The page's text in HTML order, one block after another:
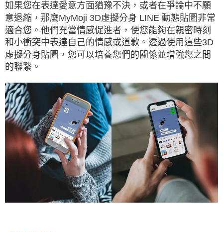
如果您在表達愛意方面猶豫不決，或者在爭論中不願
意退縮，那麼MyMoji 3D虛擬分身 LINE 動態貼圖非常
適合您。他們充當情感促進者，使您能夠在親密時刻
和小衝突中表達自己的情感或道歉。透過使用這些3D
虛擬分身貼圖，您可以培養您們的關係並增強您之間
的聯繫。